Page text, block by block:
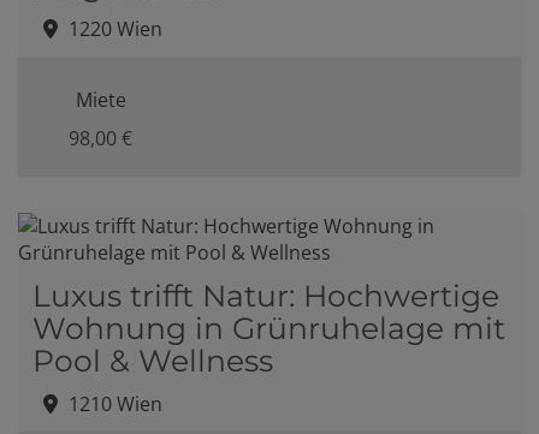
1220 Wien
Miete
98,00 €
Luxus trifft Natur: Hochwertige
Wohnung in Grünruhelage mit
Pool & Wellness
1210 Wien